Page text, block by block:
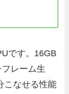
です。16GB
レーム生
こなせる性能